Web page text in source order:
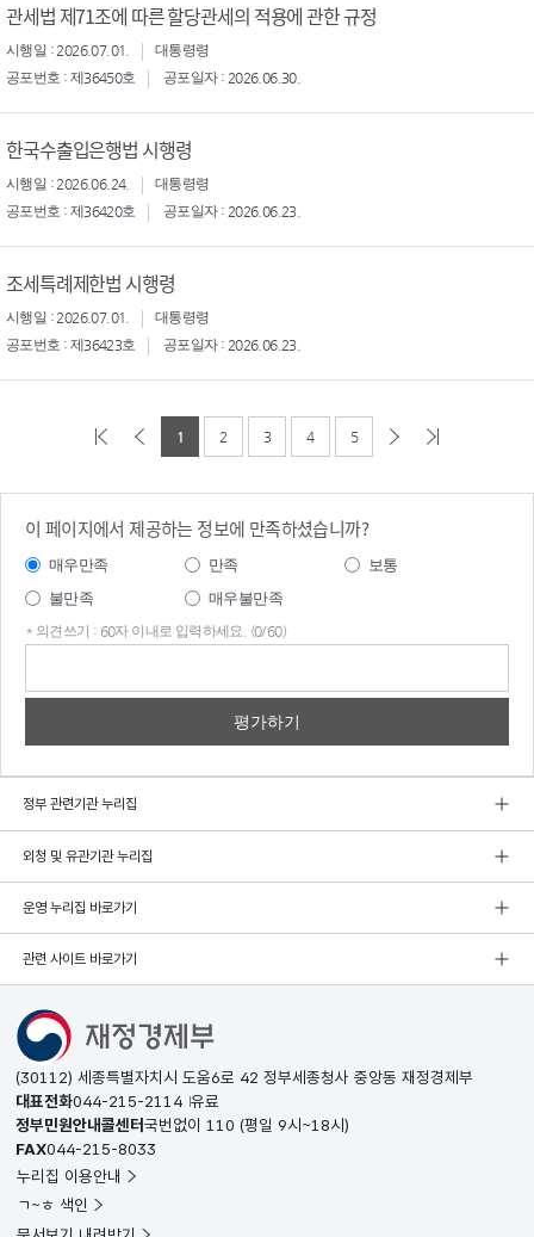
관세법 제71조에 따른 할당관세의 적용에 관한 규정
시행일 : 2026.07.01.
대통령령
공포번호 : 제36450호
공포일자 : 2026.06.30.
한국수출입은행법 시행령
시행일 : 2026.06.24.
대통령령
공포번호 : 제36420호
공포일자 : 2026.06.23.
조세특례제한법 시행령
시행일 : 2026.07.01.
대통령령
공포번호 : 제36423호
공포일자 : 2026.06.23.
1 2 3 4 5
이 페이지에서 제공하는 정보에 만족하셨습니까?
매우만족 만족
보통
불만족
매우불만족
* 의견쓰기 : 60자 이내로 입력하세요. (0/60)
정부 관련기관 누리집
외청 및 유관기관 누리집
운영 누리집 바로가기
관련 사이트 바로가기
(30112) 세종특별자치시 도움6로 42 정부세종청사 중앙동 재정경제부
대표전화044-215-2114 유료
정부민원안내콜센터국번없이 110 (평일 9시~18시)
FAX044-215-8033
누리집 이용안내
ㄱ~ㅎ 색인